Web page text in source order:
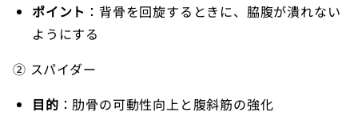
ポイント ：背骨を回旋するときに、脇腹が潰れない
ようにする
② スパイダー
目的 ：肋骨の可動性向上と腹斜筋の強化